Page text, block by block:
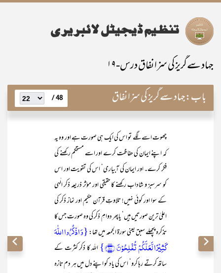
جہاد سےگریز کی سزا نفاق درس-۱۹
باب:جہاد سےگریز کی سزا نفاق 48 /
چھوت اسے لگے تو اس کی ایک ہی صورت ہے اور وہ یہ
کہ اپنے ایمان کی حفاظت کرے اور اسے مستحکم رکھنے کی
فکر کرے۔ اور ایمان کی آبیاری‘ اس کی تقویت اور اس
کو سرسبز و شاداب رکھنے کا حقیقی اور مؤثر ذریعہ ذکر الٰہی
کے سوا اور کوئی نہیں! تلاوتِ قرآن حکیم اور نماز ذکر کی
اعلیٰ ترین صورتیں ہیں‘ یاپھر دوامِ ذکر کی وہ صورت جس کا
تذکرہ پچھلے سبق یعنی سورۃ الجمعہ میں تھا:{وَ اذۡکُرُوا اللّٰہَ
کَثِیۡرًا لَّعَلَّکُمۡ تُفۡلِحُوۡنَ ﴿۱۰﴾}
اللہ کا ذکر کثرت کے
ساتھ کرتے رہا کرو‘ اس کی یاد کو اپنے دل میں ہر دم تازہ